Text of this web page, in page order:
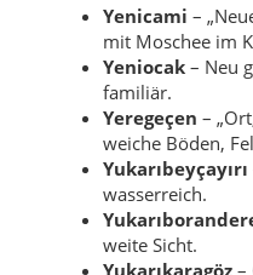
Yenicami –
mit Moschee im
Yeniocak – Neu
familiär.
Yeregeçen –
weiche Böden,
Yukarıbeyçayırı
wasserreich.
weite Sicht.
Yukarıkara­göz –